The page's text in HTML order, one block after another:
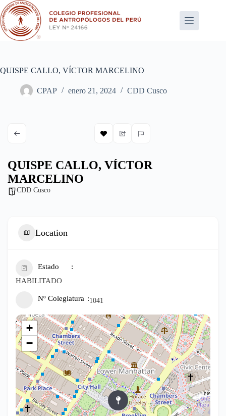
Saltar
al
contenido
QUISPE CALLO, VÍCTOR MARCELINO
CPAP enero 21, 2024 CDD Cusco
QUISPE CALLO, VÍCTOR
MARCELINO
CDD Cusco
Location
Estado
HABILITADO
Nº Colegiatura 1041
+
−